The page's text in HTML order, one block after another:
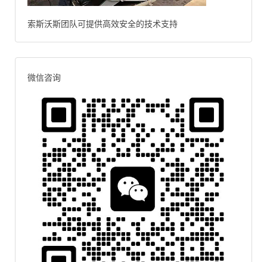
索斯沃斯团队可提供高效安全的技术支持
微信咨询